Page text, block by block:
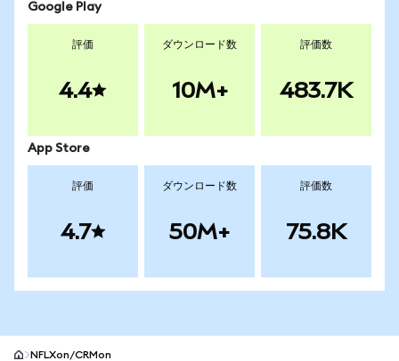
Google Play
評価
4.4
ダウンロード数
10M+
評価数
483.7K
App Store
評価
4.7
ダウンロード数
50M+
評価数
75.8K
NFLXon/CRMon